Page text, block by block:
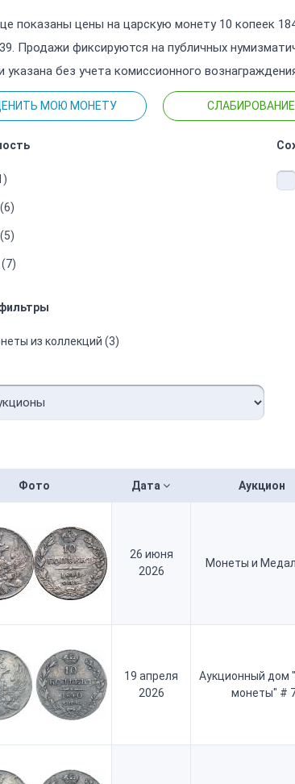
показаны цены на царскую монету 10 копеек
Продажи фиксируются на публичных
указана без учета комиссионного
МОЮ МОНЕТУ СЛАБИРОВАНИЕ
(7)
из коллекций (3)
Фото Дата Аукцион
26 июня
2026
Монеты и
19 апреля
2026
Аукционный дом
монеты" #